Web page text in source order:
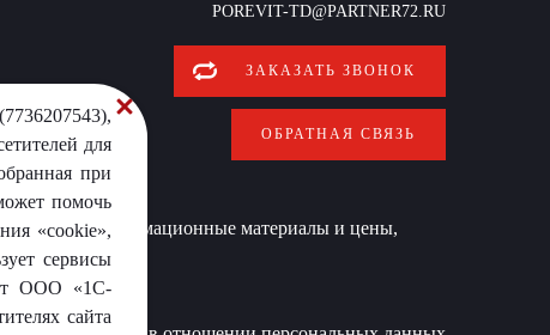
POREVIT-TD@PARTNER72.RU
ЗАКАЗАТЬ ЗВОНОК
ОБРАТНАЯ СВЯЗЬ
информационные материалы и цены,
для
при
помочь
«cookie»,
сервисы
ООО «1С-
сайта